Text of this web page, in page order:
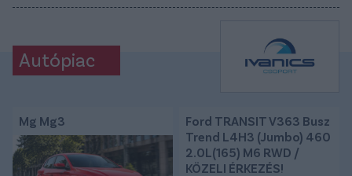
Autópiac
Mg Mg3
Ford TRANSIT V363 Busz
Trend L4H3 (Jumbo) 460
2.0L(165) M6 RWD /
KÖZELI ÉRKEZÉS!